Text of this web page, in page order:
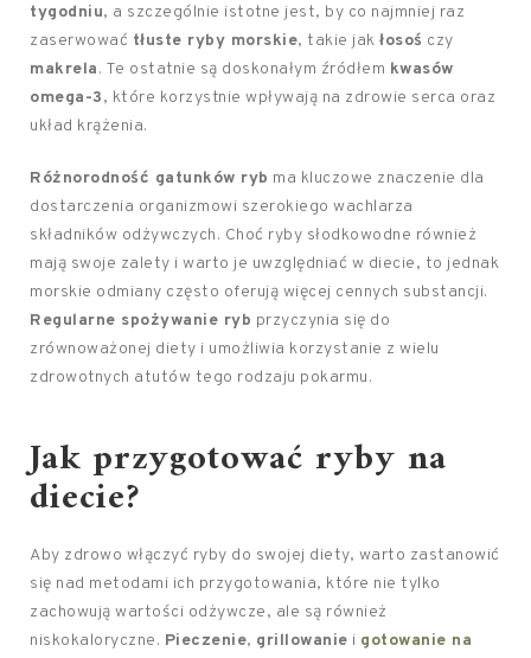
tygodniu, a szczególnie istotne jest, by co najmniej raz
zaserwować tłuste ryby morskie, takie jak łosoś czy
makrela. Te ostatnie są doskonałym źródłem kwasów
omega-3, które korzystnie wpływają na zdrowie serca oraz
układ krążenia.
Różnorodność gatunków ryb ma kluczowe znaczenie dla
dostarczenia organizmowi szerokiego wachlarza
składników odżywczych. Choć ryby słodkowodne również
mają swoje zalety i warto je uwzględniać w diecie, to jednak
morskie odmiany często oferują więcej cennych substancji.
Regularne spożywanie ryb przyczynia się do
zrównoważonej diety i umożliwia korzystanie z wielu
zdrowotnych atutów tego rodzaju pokarmu.
Jak przygotować ryby na
diecie?
Aby zdrowo włączyć ryby do swojej diety, warto zastanowić
się nad metodami ich przygotowania, które nie tylko
zachowują wartości odżywcze, ale są również
niskokaloryczne. Pieczenie, grillowanie i gotowanie na